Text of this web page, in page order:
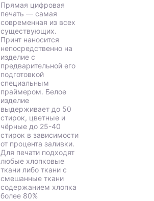
Прямая цифровая
печать — самая
современная из всех
существующих.
Принт наносится
непосредственно на
изделие с
предварительной его
подготовкой
специальным
праймером. Белое
изделие
выдерживает до 50
стирок, цветные и
чёрные до 25-40
стирок в зависимости
от процента заливки.
Для печати подходят
любые хлопковые
ткани либо ткани с
смешанные ткани
содержанием хлопка
более 80%